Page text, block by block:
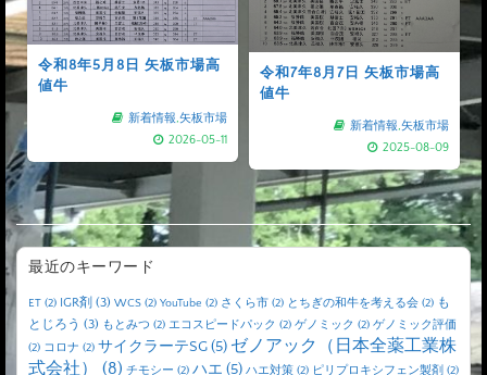
令和8年5月8日 矢板市場高
値牛
新着情報,矢板市場
2026-05-11
令和7年8月7日 矢板市場高
値牛
新着情報,矢板市場
2025-08-09
最近のキーワード
ET (2) IGR剤 (3) WCS (2) YouTube (2) さくら市 (2) とちぎの和牛を考える会 (2) も
とじろう (3) もとみつ (2) エコスピードパック (2) ゲノミック (2) ゲノミック評価
(2) コロナ (2) サイクラーテSG(5) ゼノアック（日本全薬工業株
式会社）
(8) チモシー (2) ハエ (5) ハエ対策 (2) ピリプロキシフェン製剤 (2)